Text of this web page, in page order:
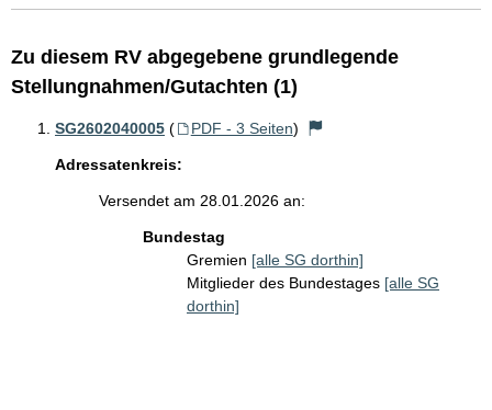
Zu diesem RV abgegebene grundlegende
Stellungnahmen/Gutachten (1)
SG2602040005 ( PDF - 3 Seiten)
Adressatenkreis:
Versendet am 28.01.2026 an:
Bundestag
Gremien [alle SG dorthin]
Mitglieder des Bundestages [alle SG
dorthin]